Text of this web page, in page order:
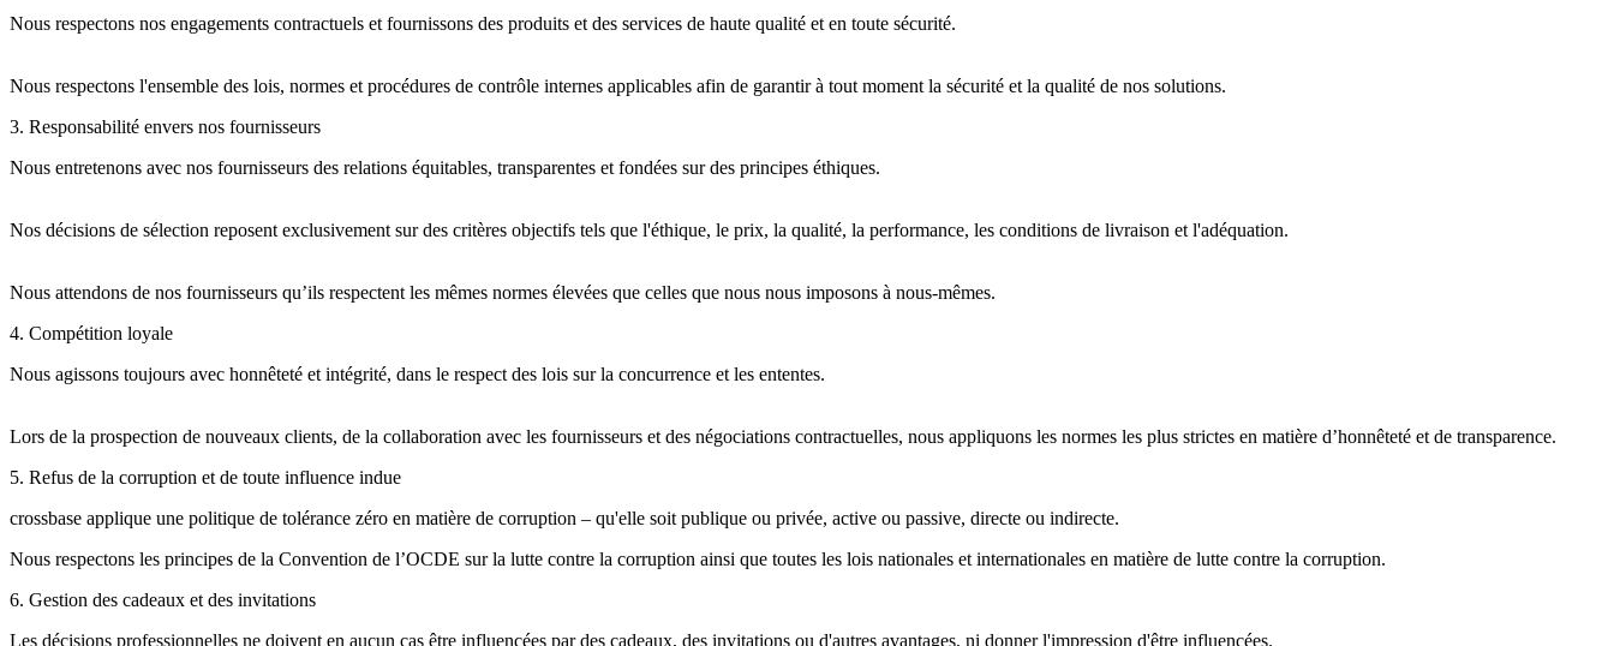
Nous respectons nos engagements contractuels et fournissons des produits et des services de haute qualité et en toute sécurité.
Nous respectons l'ensemble des lois, normes et procédures de contrôle internes applicables afin de garantir à tout moment la sécurité et la qualité de nos solutions.
3. Responsabilité envers nos fournisseurs
Nous entretenons avec nos fournisseurs des relations équitables, transparentes et fondées sur des principes éthiques.
Nos décisions de sélection reposent exclusivement sur des critères objectifs tels que l'éthique, le prix, la qualité, la performance, les conditions de livraison et l'adéquation.
Nous attendons de nos fournisseurs qu’ils respectent les mêmes normes élevées que celles que nous nous imposons à nous-mêmes.
4. Compétition loyale
Nous agissons toujours avec honnêteté et intégrité, dans le respect des lois sur la concurrence et les ententes.
Lors de la prospection de nouveaux clients, de la collaboration avec les fournisseurs et des négociations contractuelles, nous appliquons les normes les plus strictes en matière d’honnêteté et de transparence.
5. Refus de la corruption et de toute influence indue
crossbase applique une politique de tolérance zéro en matière de corruption – qu'elle soit publique ou privée, active ou passive, directe ou indirecte.
Nous respectons les principes de la Convention de l’OCDE sur la lutte contre la corruption ainsi que toutes les lois nationales et internationales en matière de lutte contre la corruption.
6. Gestion des cadeaux et des invitations
Les décisions professionnelles ne doivent en aucun cas être influencées par des cadeaux, des invitations ou d'autres avantages, ni donner l'impression d'être influencées.